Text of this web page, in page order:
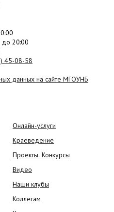
до 20:00
45-08-58
данных на сайте МГОУНБ
Онлайн-услуги
Краеведение
Проекты. Конкурсы
Видео
Наши клубы
Коллегам